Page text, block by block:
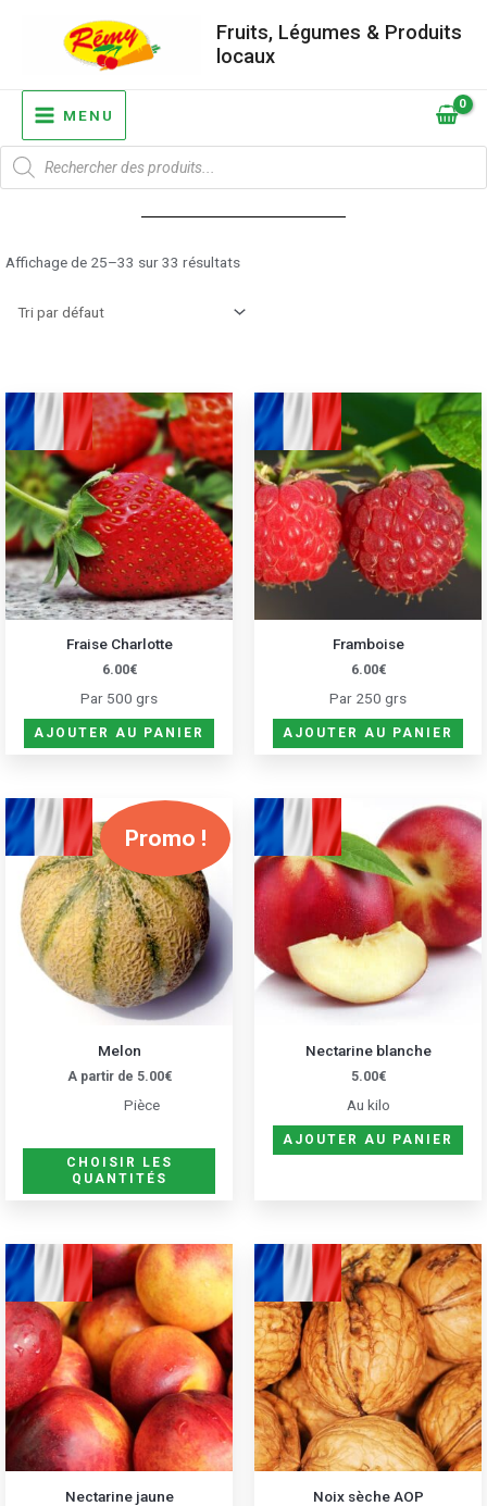
Fruits, Légumes & Produits
locaux
MAIN
MENU
MENU
Recherche
de
produits
Affichage de 25–33 sur 33 résultats
Fraise Charlotte
6.00€
Par 500 grs
AJOUTER AU PANIER
Framboise
6.00€
Par 250 grs
AJOUTER AU PANIER
Promo !
Melon
A partir de 5.00€
Pièce
CHOISIR LES
QUANTITÉS
Ce
produit
a
plusieurs
variations.
options
peuvent
produit
Nectarine blanche
5.00€
Au kilo
AJOUTER AU PANIER
Nectarine jaune Noix sèche AOP